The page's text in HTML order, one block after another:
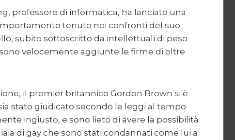
professore di informatica, ha lanciato una
tenuto nei confronti del suo
subito sottoscritto da intellettuali di peso
velocemente aggiunte le firme di oltre
il premier britannico Gordon Brown si è
stato giudicato secondo le leggi al tempo
ingiusto, e sono lieto di avere la possibilità
di gay che sono stati condannati come lui a